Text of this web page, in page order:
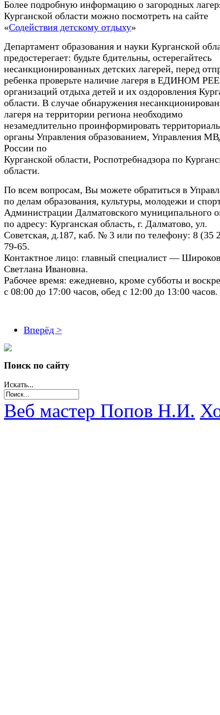
Более подробную информацию о загородных
Курганской области можно посмотреть на сайте
«Содействия детскому отдыху»
Департамент образования и науки Курганской
предостерегает: будьте бдительны, остерегайтесь
несанкционированных детских лагерей, перед
ребенка проверьте наличие лагеря в ЕДИНОМ
организаций отдыха детей и их оздоровления
области. В случае обнаружения
лагеря на территории региона необходимо
незамедлительно проинформировать
органы Управления образованием, Управления
России по
Курганской области, Роспотребнадзора по
области.
По всем вопросам, Вы можете обратиться в
по делам образования, культуры, молодежи и
Администрации Далматовского муниципального
по адресу: Курганская область, г. Далматово, ул.
Советская, д.187, каб. № 3 или по телефону: 8 (35
79-65.
Контактное лицо: главный специалист —
Светлана Ивановна.
Рабочее время: ежедневно, кроме субботы и
с 08:00 до 17:00 часов, обед с 12:00 до 13:00 часов.
Вперёд >
Поиск по сайту
Искать...
Веб мастер Попов Н.И.